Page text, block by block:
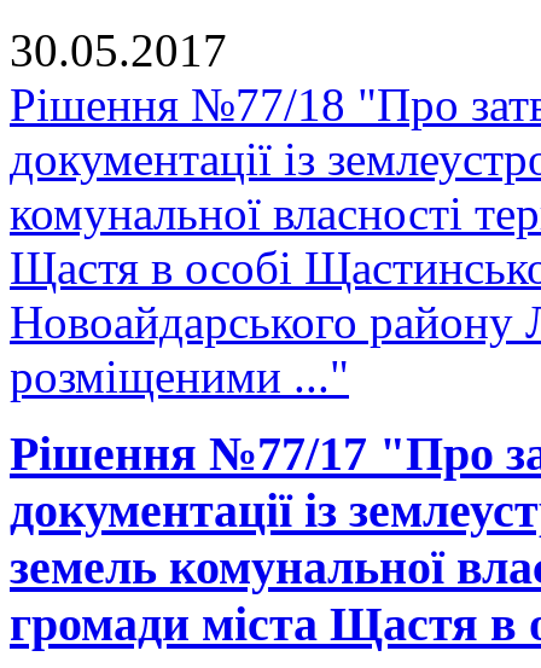
30.05.2017
Рішення №77/18 "Про
документації із
комунальної власності
Щастя в особі
Новоайдарського району
розміщеними ..."
Рішення №77/17 "Про
документації із
земель комунальної
громади міста Щастя в